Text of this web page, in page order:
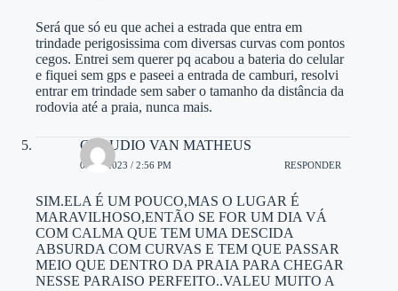
Será que só eu que achei a estrada que entra em
trindade perigosissima com diversas curvas com pontos
cegos. Entrei sem querer pq acabou a bateria do celular
e fiquei sem gps e paseei a entrada de camburi, resolvi
entrar em trindade sem saber o tamanho da distância da
rodovia até a praia, nunca mais.
CLAUDIO VAN MATHEUS
03/08/2023 / 2:56 PM RESPONDER
SIM.ELA É UM POUCO,MAS O LUGAR É
MARAVILHOSO,ENTÃO SE FOR UM DIA VÁ
COM CALMA QUE TEM UMA DESCIDA
ABSURDA COM CURVAS E TEM QUE PASSAR
MEIO QUE DENTRO DA PRAIA PARA CHEGAR
NESSE PARAISO PERFEITO..VALEU MUITO A